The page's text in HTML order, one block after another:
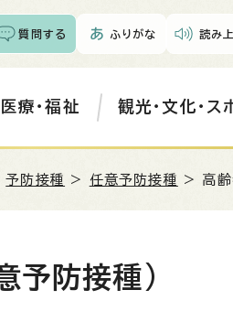
質問する ふりがな 読み
療・福祉 観光・文化・ス
予防接種 > 任意予防接種 > 高齢
予防接種)